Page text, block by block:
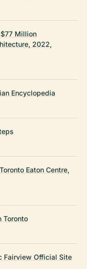
Million
2022,
Encyclopedia
Eaton Centre,
Toronto
Fairview Official Site